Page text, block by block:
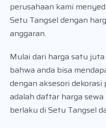
perusahaan kami
Setu Tangsel dengan
anggaran.
Mulai dari harga satu
bahwa anda bisa
dengan aksesori
adalah daftar harga
berlaku di Setu Tangsel